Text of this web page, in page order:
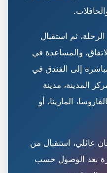
ثم استقبال
والمساعدة في
إلى الفندق في
المدينة، مدينة
المارينا، أو
عائلي، استقبال من
بعد الوصول حسب